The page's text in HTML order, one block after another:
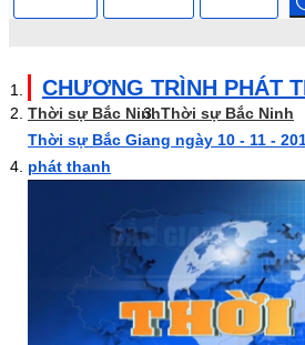
CHƯƠNG TRÌNH PHÁT
Thời sự Bắc NinhThời sự Bắc Ninh
Thời sự Bắc Giang ngày 10 - 11 -
phát thanh